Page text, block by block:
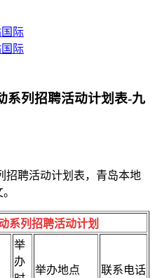
际
际
系列招聘活动计划表-九
招聘活动计划表，青岛本地
系列招聘活动计划
举
办
举办地点 联系电话